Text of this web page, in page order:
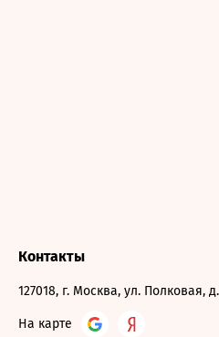
Контакты
127018, г. Москва, ул. Полковая, д.
На карте